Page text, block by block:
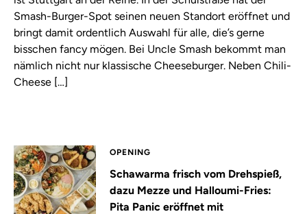
Smash-Burger-Spot seinen neuen Standort eröffnet und
bringt damit ordentlich Auswahl für alle, die’s gerne
bisschen fancy mögen. Bei Uncle Smash bekommt man
nämlich nicht nur klassische Cheeseburger. Neben Chili-
Cheese […]
OPENING
Schawarma frisch vom Drehspieß,
dazu Mezze und Halloumi-Fries:
Pita Panic eröffnet mit